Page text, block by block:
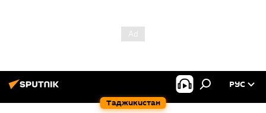
Таджикистан
РУС